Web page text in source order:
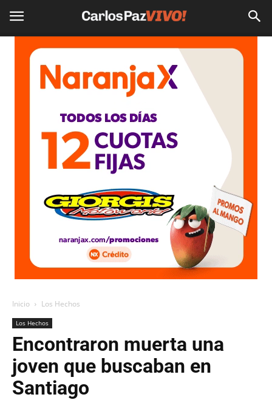
Inicio Los Hechos
Los Hechos
Encontraron muerta una
joven que buscaban en
Santiago